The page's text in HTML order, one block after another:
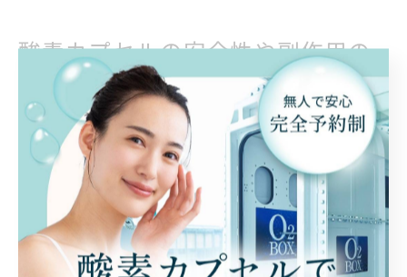
酸素カプセルの安全性や副作用の
真実
酸素カプセルの副作用リスクと安全性の根拠
酸素カプセルを利用する際、多くの方が「副作用はない
のか」「安全なのか」といった疑問を持ちます。実際、
酸素カプセルは正しい使い方を守れば副作用のリスクは
非常に低いとされています。その理由は、利用前の体調
チェックや使用上の注意点が徹底されているためです。